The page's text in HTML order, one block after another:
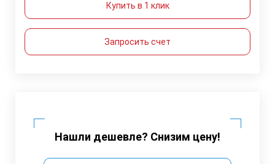
Купить в 1 клик
Запросить счет
Нашли дешевле? Снизим цену!